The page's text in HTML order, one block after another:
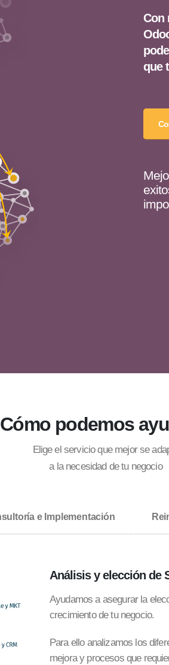
Con
que
podemos
Elige el servicio que mejor se
a la necesidad de tu negocio
e Implementación
Análisis y elección de
Ayudamos a asegurar la
crecimiento de tu negocio.
Para ello analizamos los
mejora y procesos que